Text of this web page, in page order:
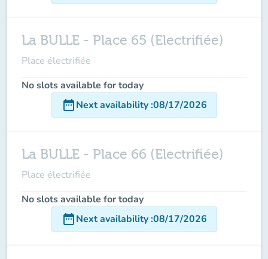
La BULLE - Place 65 (Electrifiée)
Place électrifiée
No slots available for today
date_rangeNext availability:08/17/2026
La BULLE - Place 66 (Electrifiée)
Place électrifiée
No slots available for today
date_rangeNext availability:08/17/2026